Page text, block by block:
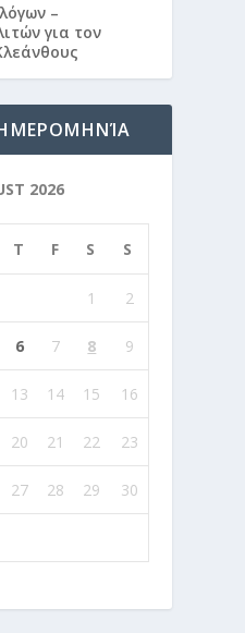
–
για τον
2026
T F S S
1 2
6 7 8 9
13 14 15 16
20 21 22 23
27 28 29 30